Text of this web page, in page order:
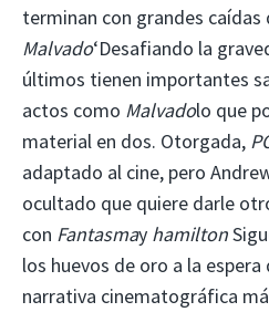
terminan con grandes
Malvado‘Desafiando la
últimos tienen importantes
actos como Malvadolo que
material en dos. Otorgada,
adaptado al cine, pero
ocultado que quiere darle
con Fantasmay hamilton
los huevos de oro a la
narrativa cinematográfica